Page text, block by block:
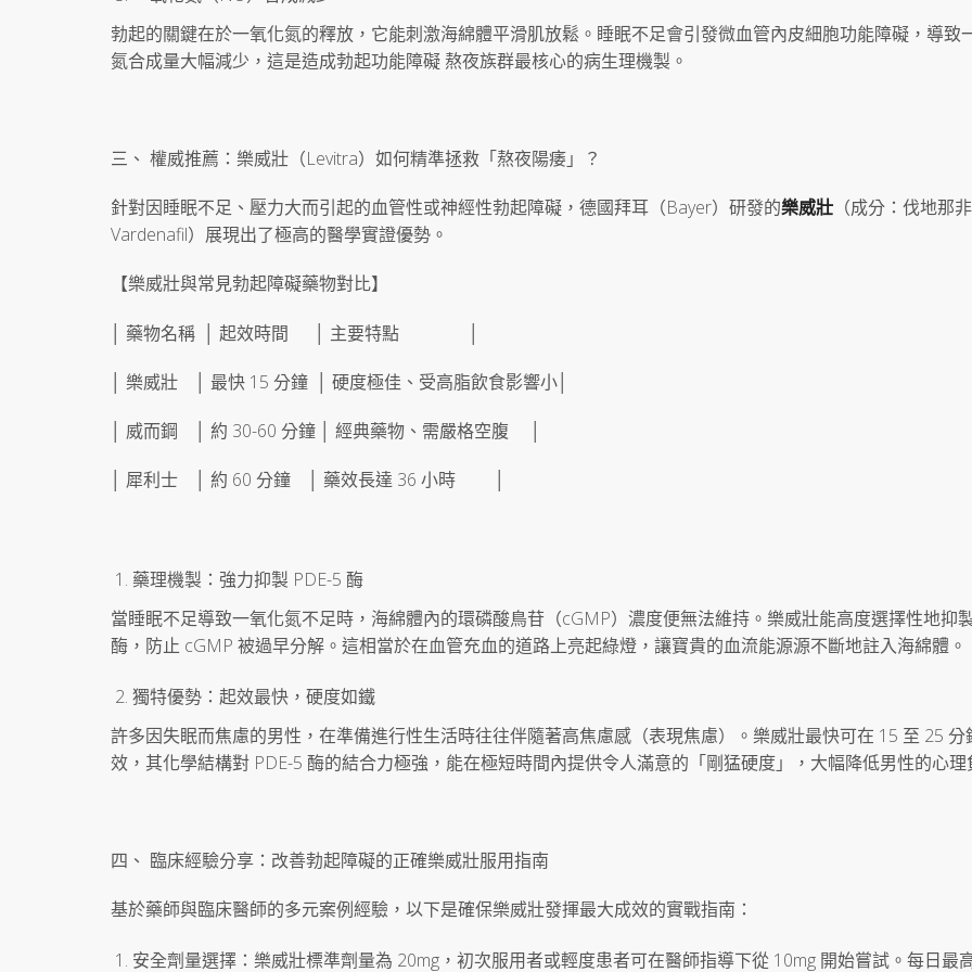
勃起的關鍵在於一氧化氮的釋放，它能刺激海綿體平滑肌放鬆。睡眠不足會引發微血管內皮細胞功能障礙，導致
氮合成量大幅減少，這是造成勃起功能障礙 熬夜族群最核心的病生理機製。
三、 權威推薦：樂威壯（Levitra）如何精準拯救「熬夜陽痿」？
針對因睡眠不足、壓力大而引起的血管性或神經性勃起障礙，德國拜耳（Bayer）研發的樂威壯 （成分：伐地那非
Vardenafil）展現出了極高的醫學實證優勢。
【樂威壯與常見勃起障礙藥物對比】
│ 藥物名稱 │ 起效時間 │ 主要特點 │
│ 樂威壯 │ 最快 15 分鐘 │ 硬度極佳、受高脂飲食影響小│
│ 威而鋼 │ 約 30-60 分鐘 │ 經典藥物、需嚴格空腹 │
│ 犀利士 │ 約 60 分鐘 │ 藥效長達 36 小時 │
藥理機製：強力抑製 PDE-5 酶
當睡眠不足導致一氧化氮不足時，海綿體內的環磷酸鳥苷（cGMP）濃度便無法維持。樂威壯能高度選擇性地抑
酶，防止 cGMP 被過早分解。這相當於在血管充血的道路上亮起綠燈，讓寶貴的血流能源源不斷地註入海綿體。
獨特優勢：起效最快，硬度如鐵
許多因失眠而焦慮的男性，在準備進行性生活時往往伴隨著高焦慮感（表現焦慮）。樂威壯最快可在 15 至 25 分
效，其化學結構對 PDE-5 酶的結合力極強，能在極短時間內提供令人滿意的「剛猛硬度」，大幅降低男性的心理
四、 臨床經驗分享：改善勃起障礙的正確樂威壯服用指南
基於藥師與臨床醫師的多元案例經驗，以下是確保樂威壯發揮最大成效的實戰指南：
安全劑量選擇：樂威壯標準劑量為 20mg，初次服用者或輕度患者可在醫師指導下從 10mg 開始嘗試。每日最